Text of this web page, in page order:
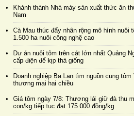
Khánh thành Nhà máy sản xuất thức ăn
Nam
Cà Mau thúc đẩy nhân rộng mô hình nuôi
1.500 ha nuôi công nghệ cao
Dự án nuôi tôm trên cát lớn nhất Quảng
cấp điện để kịp thả giống
Doanh nghiệp Ba Lan tìm nguồn cung
thương mại hai chiều
Giá tôm ngày 7/8: Thương lái giữ đà thu
con/kg tiếp tục đạt 175.000 đồng/kg